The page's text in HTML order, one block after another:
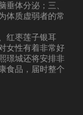
垂体分泌；三、
体质虚弱者的常
红枣莲子银耳
女性有着非常好
璟城还将安排非
食品，届时整个